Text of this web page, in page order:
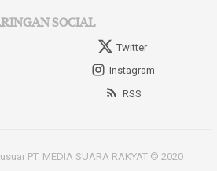
SOCIAL
Twitter
Instagram
RSS
PT. MEDIA SUARA RAKYAT © 2020